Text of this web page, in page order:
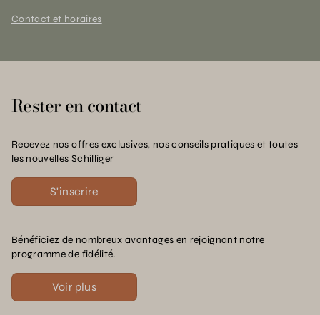
Contact et horaires
Rester en contact
Recevez nos offres exclusives, nos conseils pratiques et toutes
les nouvelles Schilliger
S'inscrire
Bénéficiez de nombreux avantages en rejoignant notre
programme de fidélité.
Voir plus